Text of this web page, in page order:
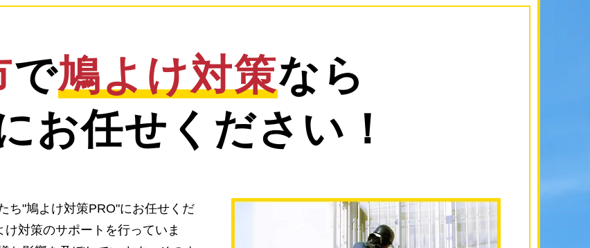
で鳩よけ対策なら
お任せください！
ち"鳩よけ対策PRO"にお任せくだ
対策のサポートを行っていま